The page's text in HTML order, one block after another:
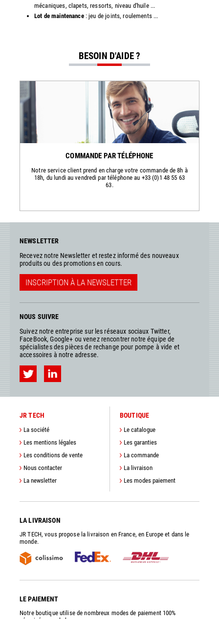
mécaniques, clapets, ressorts, niveau d'huile ...
Lot de maintenance: jeu de joints, roulements ...
BESOIN D'AIDE ?
COMMANDE PAR TÉLÉPHONE
Notre service client prend en charge votre commande de 8h à
18h, du lundi au vendredi par téléphone au +33 (0)1 48 55 63
63.
NEWSLETTER
Recevez notre Newsletter et restez informé des nouveaux
produits ou des promotions en cours.
INSCRIPTION À LA NEWSLETTER
NOUS SUIVRE
Suivez notre entreprise sur les réseaux sociaux Twitter,
FaceBook, Google+ ou venez rencontrer notre équipe de
spécialistes des pièces de rechange pour pompe à vide et
accessoires à notre adresse.
JR TECH
La société
Les mentions légales
Les conditions de vente
Nous contacter
La newsletter
BOUTIQUE
Le catalogue
Les garanties
La commande
La livraison
Les modes paiement
LA LIVRAISON
JR TECH, vous propose la livraison en France, en Europe et dans le
monde.
LE PAIEMENT
Notre boutique utilise de nombreux modes de paiement 100%